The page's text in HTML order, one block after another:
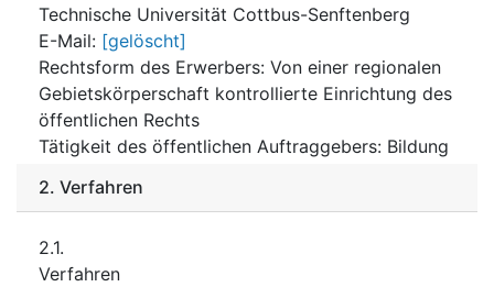
Technische Universität Cottbus-Senftenberg
E-Mail: [gelöscht]
Rechtsform des Erwerbers: Von einer regionalen
Gebietskörperschaft kontrollierte Einrichtung des
öffentlichen Rechts
Tätigkeit des öffentlichen Auftraggebers: Bildung
2. Verfahren
2.1.
Verfahren